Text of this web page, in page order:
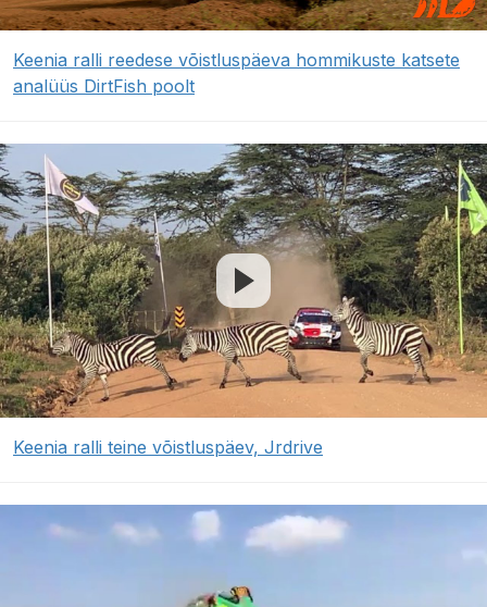
Keenia ralli reedese võistluspäeva hommikuste katsete
analüüs DirtFish poolt
Keenia ralli teine võistluspäev, Jrdrive